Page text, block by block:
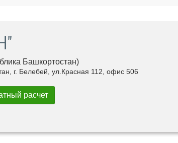
Башкортостан)
г. Белебей, ул.Красная 112, офис 506